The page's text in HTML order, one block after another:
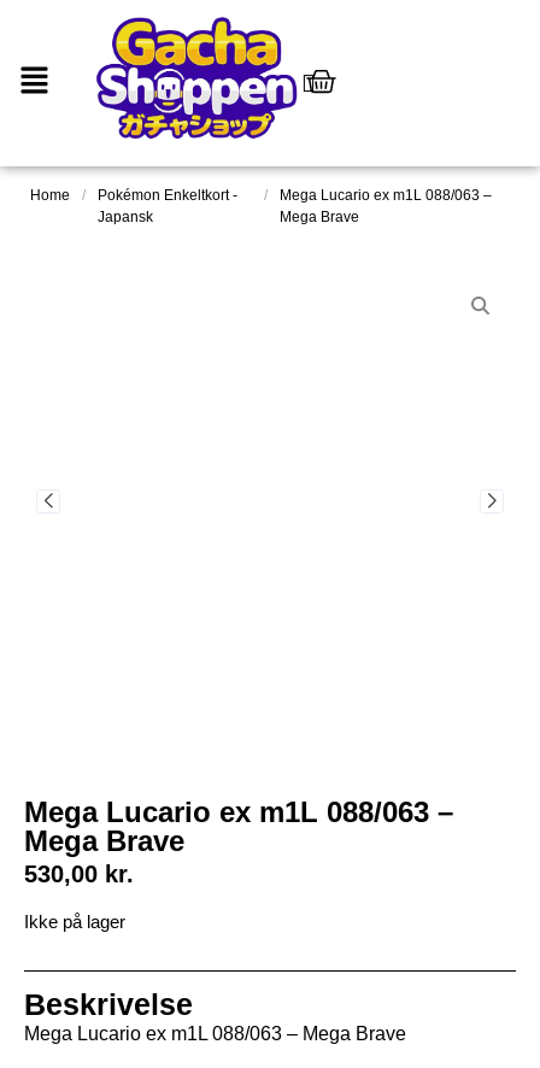
Home /
Pokémon Enkeltkort -
Japansk
/
Mega Lucario ex m1L 088/063 –
Mega Brave
Mega Lucario ex m1L 088/063 –
Mega Brave
530,00 kr.
Ikke på lager
Beskrivelse
Mega Lucario ex m1L 088/063 – Mega Brave